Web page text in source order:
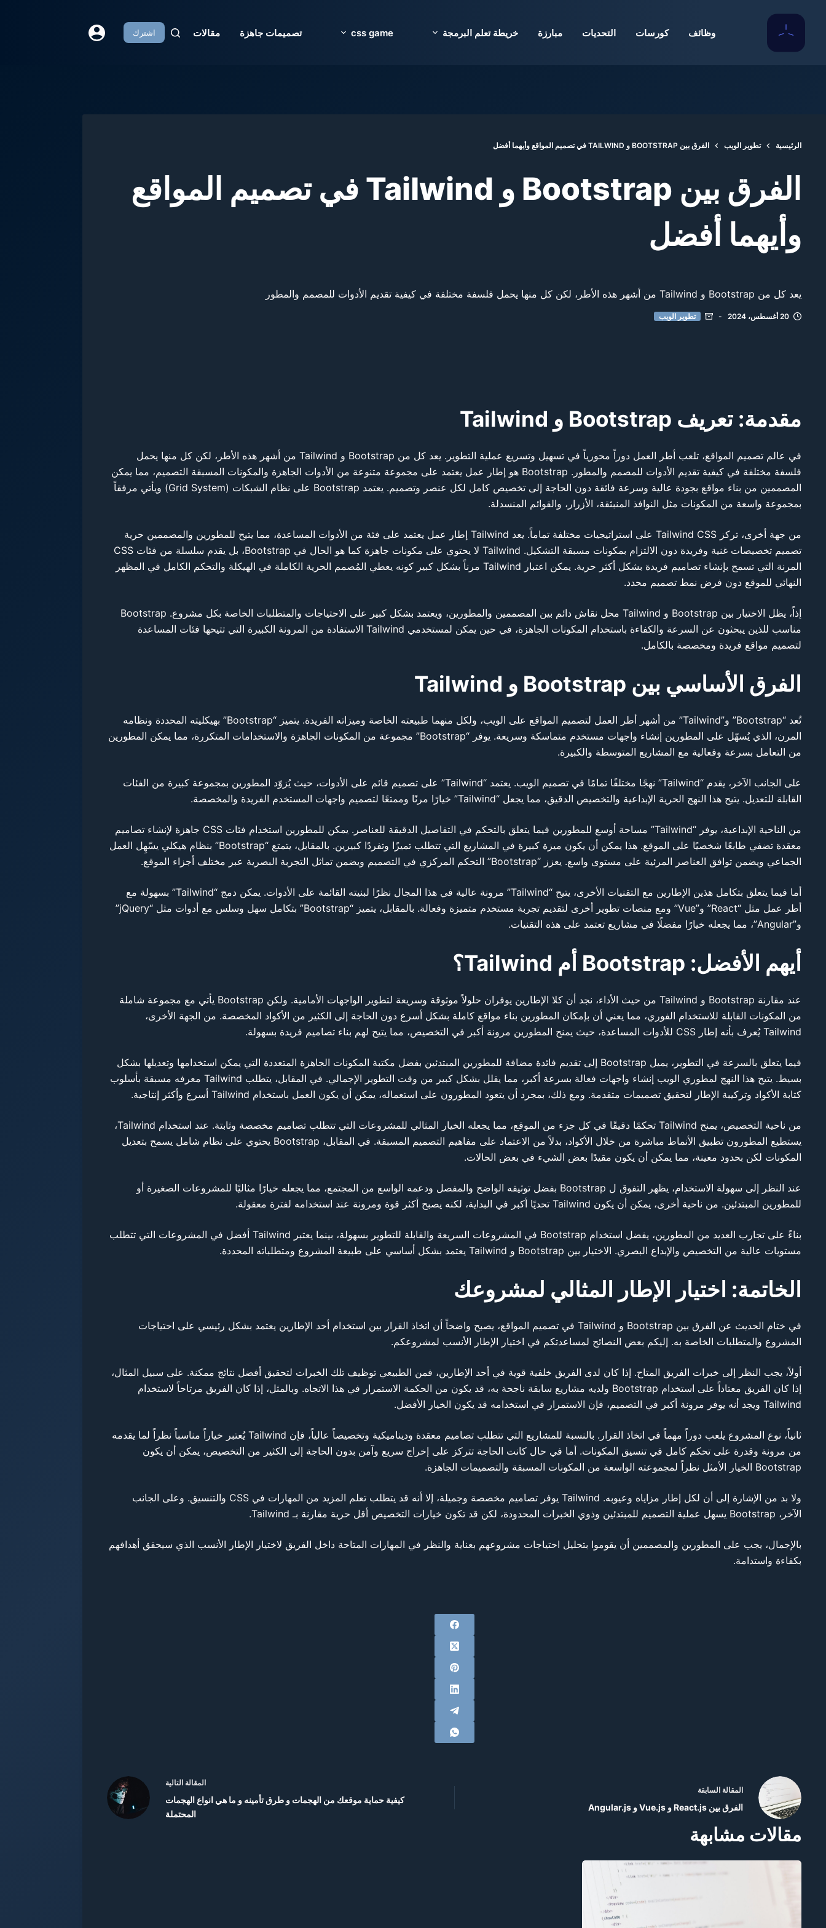
وظائف كورسات التحديات مبارزة خريطة تعلم البرمجة css game تصميمات جاهزة مقالات اشترك
الرئيسية تطوير الويب الفرق بين BOOTSTRAP و TAILWIND في تصميم المواقع وأيهما أفضل
الفرق بين Bootstrap و Tailwind في تصميم المواقع
وأيهما أفضل
يعد كل من Bootstrap و Tailwind من أشهر هذه الأطر، لكن كل منها يحمل فلسفة مختلفة في كيفية تقديم الأدوات للمصمم والمطور
20 أغسطس، 2024 تطوير الويب
مقدمة: تعريف Bootstrap و Tailwind
في عالم تصميم المواقع، تلعب أطر العمل دوراً محورياً في تسهيل وتسريع عملية التطوير. يعد كل من Bootstrap و Tailwind من أشهر هذه الأطر، لكن كل منها يحمل
فلسفة مختلفة في كيفية تقديم الأدوات للمصمم والمطور. Bootstrap هو إطار عمل يعتمد على مجموعة متنوعة من الأدوات الجاهزة والمكونات المسبقة التصميم، مما يمكن
المصممين من بناء مواقع بجودة عالية وسرعة فائقة دون الحاجة إلى تخصيص كامل لكل عنصر وتصميم. يعتمد Bootstrap على نظام الشبكات (Grid System) ويأتي مرفقاً
بمجموعة واسعة من المكونات مثل النوافذ المنبثقة، الأزرار، والقوائم المنسدلة.
من جهة أخرى، تركز Tailwind CSS على استراتيجيات مختلفة تماماً. يعد Tailwind إطار عمل يعتمد على فئة من الأدوات المساعدة، مما يتيح للمطورين والمصممين حرية
تصميم تخصيصات غنية وفريدة دون الالتزام بمكونات مسبقة التشكيل. Tailwind لا يحتوي على مكونات جاهزة كما هو الحال في Bootstrap، بل يقدم سلسلة من فئات CSS
المرنة التي تسمح بإنشاء تصاميم فريدة بشكل أكثر حرية. يمكن اعتبار Tailwind مرناً بشكل كبير كونه يعطي المُصمم الحرية الكاملة في الهيكلة والتحكم الكامل في المظهر
النهائي للموقع دون فرض نمط تصميم محدد.
إذاً، يظل الاختيار بين Bootstrap و Tailwind محل نقاش دائم بين المصممين والمطورين، ويعتمد بشكل كبير على الاحتياجات والمتطلبات الخاصة بكل مشروع. Bootstrap
مناسب للذين يبحثون عن السرعة والكفاءة باستخدام المكونات الجاهزة، في حين يمكن لمستخدمي Tailwind الاستفادة من المرونة الكبيرة التي تتيحها فئات المساعدة
لتصميم مواقع فريدة ومخصصة بالكامل.
الفرق الأساسي بين Bootstrap و Tailwind
تُعد “Bootstrap” و”Tailwind” من أشهر أطر العمل لتصميم المواقع على الويب، ولكل منهما طبيعته الخاصة وميزاته الفريدة. يتميز “Bootstrap” بهيكليته المحددة ونظامه
المرن، الذي يُسهّل على المطورين إنشاء واجهات مستخدم متماسكة وسريعة. يوفر “Bootstrap” مجموعة من المكونات الجاهزة والاستخدامات المتكررة، مما يمكن المطورين
من التعامل بسرعة وفعالية مع المشاريع المتوسطة والكبيرة.
على الجانب الآخر، يقدم “Tailwind” نهجًا مختلفًا تمامًا في تصميم الويب. يعتمد “Tailwind” على تصميم قائم على الأدوات، حيث يُزوّد المطورين بمجموعة كبيرة من الفئات
القابلة للتعديل. يتيح هذا النهج الحرية الإبداعية والتخصيص الدقيق، مما يجعل “Tailwind” خيارًا مرنًا وممتعًا لتصميم واجهات المستخدم الفريدة والمخصصة.
من الناحية الإبداعية، يوفر “Tailwind” مساحة أوسع للمطورين فيما يتعلق بالتحكم في التفاصيل الدقيقة للعناصر. يمكن للمطورين استخدام فئات CSS جاهزة لإنشاء تصاميم
معقدة تضفي طابعًا شخصيًا على الموقع. هذا يمكن أن يكون ميزة كبيرة في المشاريع التي تتطلب تميزًا وتفردًا كبيرين. بالمقابل، يتمتع “Bootstrap” بنظام هيكلي يسّهِل العمل
الجماعي ويضمن توافق العناصر المرئية على مستوى واسع. يعزز “Bootstrap” التحكم المركزي في التصميم ويضمن تماثل التجربة البصرية عبر مختلف أجزاء الموقع.
أما فيما يتعلق بتكامل هذين الإطارين مع التقنيات الأخرى، يتيح “Tailwind” مرونة عالية في هذا المجال نظرًا لبنيته القائمة على الأدوات. يمكن دمج “Tailwind” بسهولة مع
أطر عمل مثل “React” و”Vue” ومع منصات تطوير أخرى لتقديم تجربة مستخدم متميزة وفعالة. بالمقابل، يتميز “Bootstrap” بتكامل سهل وسلس مع أدوات مثل “jQuery”
و”Angular”، مما يجعله خيارًا مفضلًا في مشاريع تعتمد على هذه التقنيات.
أيهم الأفضل: Bootstrap أم Tailwind؟
عند مقارنة Bootstrap و Tailwind من حيث الأداء، نجد أن كلا الإطارين يوفران حلولاً موثوقة وسريعة لتطوير الواجهات الأمامية. ولكن Bootstrap يأتي مع مجموعة شاملة
من المكونات القابلة للاستخدام الفوري، مما يعني أن بإمكان المطورين بناء مواقع كاملة بشكل أسرع دون الحاجة إلى الكثير من الأكواد المخصصة. من الجهة الأخرى،
Tailwind يُعرف بأنه إطار CSS للأدوات المساعدة، حيث يمنح المطورين مرونة أكبر في التخصيص، مما يتيح لهم بناء تصاميم فريدة بسهولة.
فيما يتعلق بالسرعة في التطوير، يميل Bootstrap إلى تقديم فائدة مضافة للمطورين المبتدئين بفضل مكتبة المكونات الجاهزة المتعددة التي يمكن استخدامها وتعديلها بشكل
بسيط. يتيح هذا النهج لمطوري الويب إنشاء واجهات فعالة بسرعة أكبر، مما يقلل بشكل كبير من وقت التطوير الإجمالي. في المقابل، يتطلب Tailwind معرفه مسبقة بأسلوب
كتابة الأكواد وتركيبة الإطار لتحقيق تصميمات متقدمة. ومع ذلك، بمجرد أن يتعود المطورون على استعماله، يمكن أن يكون العمل باستخدام Tailwind أسرع وأكثر إنتاجية.
من ناحية التخصيص، يمنح Tailwind تحكمًا دقيقًا في كل جزء من الموقع، مما يجعله الخيار المثالي للمشروعات التي تتطلب تصاميم مخصصة وثابتة. عند استخدام Tailwind،
يستطيع المطورون تطبيق الأنماط مباشرة من خلال الأكواد، بدلاً من الاعتماد على مفاهيم التصميم المسبقة. في المقابل، Bootstrap يحتوي على نظام شامل يسمح بتعديل
المكونات لكن بحدود معينة، مما يمكن أن يكون مقيدًا بعض الشيء في بعض الحالات.
عند النظر إلى سهولة الاستخدام، يظهر التفوق ل Bootstrap بفضل توثيقه الواضح والمفصل ودعمه الواسع من المجتمع، مما يجعله خيارًا مثاليًا للمشروعات الصغيرة أو
للمطورين المبتدئين. من ناحية أخرى، يمكن أن يكون Tailwind تحديًا أكبر في البداية، لكنه يصبح أكثر قوة ومرونة عند استخدامه لفترة معقولة.
بناءً على تجارب العديد من المطورين، يفضل استخدام Bootstrap في المشروعات السريعة والقابلة للتطوير بسهولة، بينما يعتبر Tailwind أفضل في المشروعات التي تتطلب
مستويات عالية من التخصيص والإبداع البصري. الاختيار بين Bootstrap و Tailwind يعتمد بشكل أساسي على طبيعة المشروع ومتطلباته المحددة.
الخاتمة: اختيار الإطار المثالي لمشروعك
في ختام الحديث عن الفرق بين Bootstrap و Tailwind في تصميم المواقع، يصبح واضحاً أن اتخاذ القرار بين استخدام أحد الإطارين يعتمد بشكل رئيسي على احتياجات
المشروع والمتطلبات الخاصة به. إليكم بعض النصائح لمساعدتكم في اختيار الإطار الأنسب لمشروعكم.
أولاً، يجب النظر إلى خبرات الفريق المتاح. إذا كان لدى الفريق خلفية قوية في أحد الإطارين، فمن الطبيعي توظيف تلك الخبرات لتحقيق أفضل نتائج ممكنة. على سبيل المثال،
إذا كان الفريق معتاداً على استخدام Bootstrap ولديه مشاريع سابقة ناجحة به، قد يكون من الحكمة الاستمرار في هذا الاتجاه. وبالمثل، إذا كان الفريق مرتاحاً لاستخدام
Tailwind ويجد أنه يوفر مرونة أكبر في التصميم، فإن الاستمرار في استخدامه قد يكون الخيار الأفضل.
ثانياً، نوع المشروع يلعب دوراً مهماً في اتخاذ القرار. بالنسبة للمشاريع التي تتطلب تصاميم معقدة وديناميكية وتخصيصاً عالياً، فإن Tailwind يُعتبر خياراً مناسباً نظراً لما يقدمه
من مرونة وقدرة على تحكم كامل في تنسيق المكونات. أما في حال كانت الحاجة تتركز على إخراج سريع وآمن بدون الحاجة إلى الكثير من التخصيص، يمكن أن يكون
Bootstrap الخيار الأمثل نظراً لمجموعته الواسعة من المكونات المسبقة والتصميمات الجاهزة.
ولا بد من الإشارة إلى أن لكل إطار مزاياه وعيوبه. Tailwind يوفر تصاميم مخصصة وجميلة، إلا أنه قد يتطلب تعلم المزيد من المهارات في CSS والتنسيق. وعلى الجانب
الآخر، Bootstrap يسهل عملية التصميم للمبتدئين وذوي الخبرات المحدودة، لكن قد تكون خيارات التخصيص أقل حرية مقارنة بـ Tailwind.
بالإجمال، يجب على المطورين والمصممين أن يقوموا بتحليل احتياجات مشروعهم بعناية والنظر في المهارات المتاحة داخل الفريق لاختيار الإطار الأنسب الذي سيحقق أهدافهم
بكفاءة واستدامة.
المقالة السابقة
الفرق بين React.js و Vue.js و Angular.js
المقالة التالية
كيفية حماية موقعك من الهجمات و طرق تأمينه و ما هي انواع الهجمات
المحتملة
مقالات مشابهة